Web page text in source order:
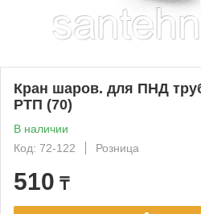
Кран шаров. для ПНД
РТП (70)
В наличии
Код: 72-122
Розница
510 ₸